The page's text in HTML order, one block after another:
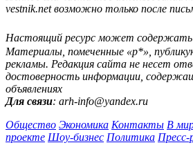
vestnik.net возможно только после
Настоящий ресурс может
Материалы, помеченные «р*»,
рекламы. Редакция сайта не несет
достоверность информации,
объявлениях
Для связи: arh-info@yandex.ru
Общество Экономика Контакты В
проекте Шоу-бизнес Политика Пресс-